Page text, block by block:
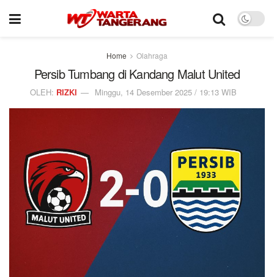
Home Olahraga
Persib Tumbang di Kandang Malut United
OLEH: RIZKI Minggu, 14 Desember 2025 / 19:13 WIB